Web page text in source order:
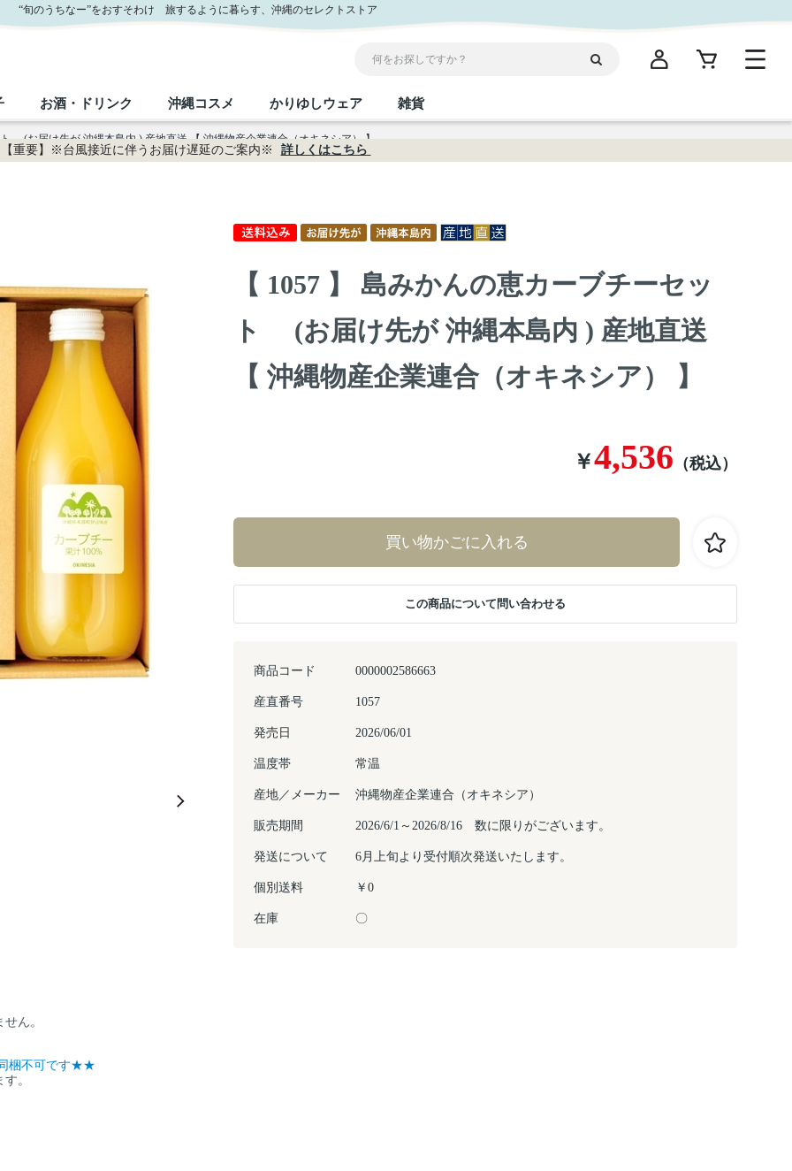
オキネシア） 】｜おきなわセレクト サンエー公式通販
“旬のうちなー”をおすそわけ 旅するように暮らす、沖縄のセレクトストア
お肉 海産物
沖縄料理 沖縄そば／乾麺
レトルト食品 乾物／粉類
塩 お酢／ドレッシング
しょうゆ みそ だし／スパイス／島唐辛子
ちんすこう 伝統菓子
おつまみ 沖縄限定商品（ご当地）
お酒・ドリンク
ビール・チューハイ ワイン・ウィスキー・カクテル
ドリンク 茶葉
沖縄コスメ
ボディケア
ヘアケア UVケア
かりゆしウェア
レディース
雑貨
伝統工芸品 箸・線香・ウチカビ
【重要】※台風接近に伴うお届け遅延のご案内※ 詳しくはこちら
(お届け先が 沖縄本島内 ) 産地直送 【 沖縄物産企業連合（オキネシア） 】
ん。
梱不可です★★
。
【 1057 】 島みかんの恵カーブチーセッ
ト (お届け先が 沖縄本島内 ) 産地直送
【 沖縄物産企業連合（オキネシア） 】
￥4,536 （税込）
商品コード 0000002586663
産直番号 1057
発売日 2026/06/01
温度帯 常温
産地／メーカー 沖縄物産企業連合（オキネシア）
販売期間 2026/6/1～2026/8/16 数に限りがございます。
発送について 6月上旬より受付順次発送いたします。
個別送料 ￥0
在庫 〇
買い物かごに入れる
この商品について問い合わせる